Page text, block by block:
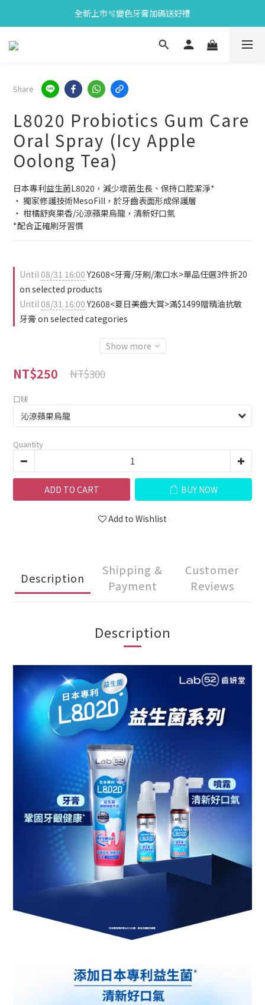
會員限定🎁點數兌換好禮
會員限定🎁點數兌換好禮
全新上市🫧變色牙膏加碼送好禮
Share
L8020 Probiotics Gum Care
Oral Spray (Icy Apple
Oolong Tea)
日本專利益生菌L8020，減少壞菌生長、保持口腔潔淨*
‧ 獨家修護技術MesoFill，於牙齒表面形成保護層
‧ 柑橘舒爽果香/沁涼蘋果烏龍，清新好口氣
*配合正確刷牙習慣
Until08/31 16:00 Y2608<牙膏/牙刷/漱口水>單品任選3件折20
on selected products
Until08/31 16:00 Y2608<夏日美齒大賞>滿$1499贈精油抗敏
牙膏 on selected categories
Show more
NT$250 NT$300
口味
Quantity
ADD TO CART BUY NOW
Add to Wishlist
Description
Shipping &
Payment
Customer
Reviews
Description